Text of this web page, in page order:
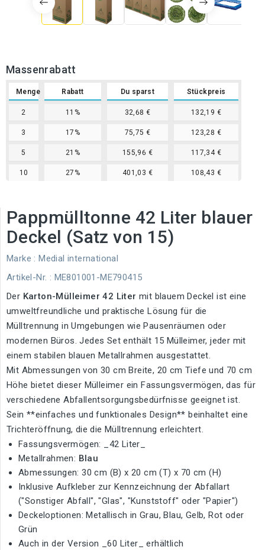
Massenrabatt
Menge Rabatt Du sparst Stückpreis
2 11% 32,68 € 132,19 €
3 17% 75,75 € 123,28 €
5 21% 155,96 € 117,34 €
10 27% 401,03 € 108,43 €
Pappmülltonne 42 Liter blauer
Deckel (Satz von 15)
Marke : Medial international
Artikel-Nr. : ME801001-ME790415
Der Karton-Mülleimer 42 Liter mit blauem Deckel ist eine
umweltfreundliche und praktische Lösung für die
Mülltrennung in Umgebungen wie Pausenräumen oder
modernen Büros. Jedes Set enthält 15 Mülleimer, jeder mit
einem stabilen blauen Metallrahmen ausgestattet.
Mit Abmessungen von 30 cm Breite, 20 cm Tiefe und 70 cm
Höhe bietet dieser Mülleimer ein Fassungsvermögen, das für
verschiedene Abfallentsorgungsbedürfnisse geeignet ist.
Sein **einfaches und funktionales Design** beinhaltet eine
Trichteröffnung, die die Mülltrennung erleichtert.
Fassungsvermögen: _42 Liter_
Metallrahmen: Blau
Abmessungen: 30 cm (B) x 20 cm (T) x 70 cm (H)
Inklusive Aufkleber zur Kennzeichnung der Abfallart
("Sonstiger Abfall", "Glas", "Kunststoff" oder "Papier")
Deckeloptionen: Metallisch in Grau, Blau, Gelb, Rot oder
Grün
Auch in der Version _60 Liter_ erhältlich